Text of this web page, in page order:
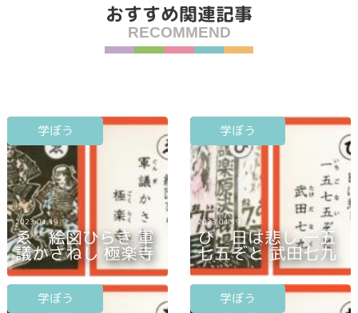
おすすめ関連記事
RECOMMEND
学ぼう
2023.04.19
ゑ 絵図ひらき 軍
議かさねし 極楽寺
学ぼう
2023.04.19
ひ 日は悲し 一五
七五ぞと 武田七九
学ぼう 学ぼう